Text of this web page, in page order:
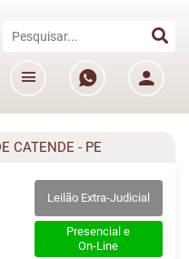
CATENDE - PE
Leilão Extra-Judicial
Presencial e
On-Line